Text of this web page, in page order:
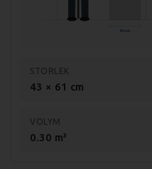
43 cm
STORLEK
43 × 61 cm
VOLYM
0.30 m³